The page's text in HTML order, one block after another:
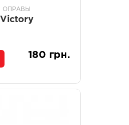
ОПРАВЫ
Victory
180 грн.